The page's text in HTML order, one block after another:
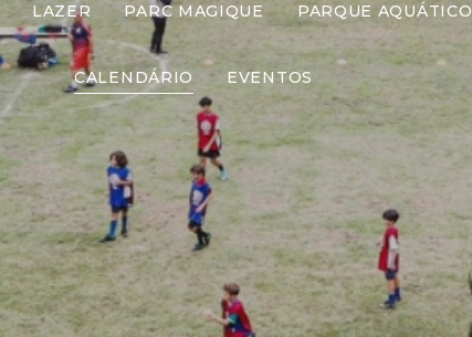
LAZER PARC MAGIQUE PARQUE AQUÁTICO
CALENDÁRIO EVENTOS
Futebol